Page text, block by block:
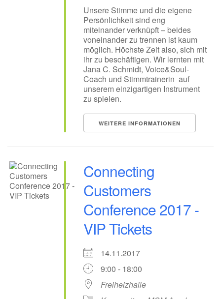
Unsere Stimme und die eigene
Persönlichkeit sind eng
miteinander verknüpft – beides
voneinander zu trennen ist kaum
möglich. Höchste Zeit also, sich mit
ihr zu beschäftigen. Wir lernten mit
Jana C. Schmidt, Voice&Soul-
Coach und Stimmtrainerin auf
unserem einzigartigen Instrument
zu spielen.
WEITERE INFORMATIONEN
Connecting
Customers
Conference 2017 -
VIP Tickets
14.11.2017
9:00 - 18:00
Freiheizhalle